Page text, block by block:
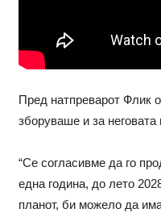
Пред натпреварот Флик
зборуваше и за неговата
“Се согласивме да го
една година, до лето
планот, би можело да